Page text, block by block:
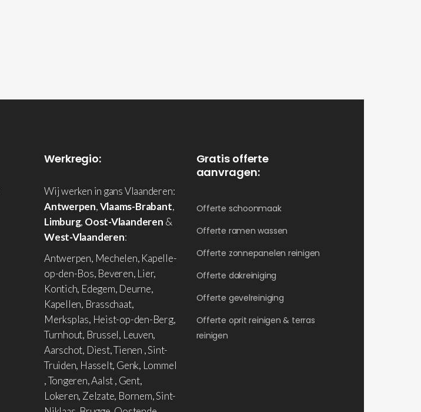
Werkregio:
Wij werken in gans Vlaanderen:
Antwerpen,Vlaams-Brabant,
Limburg, Oost-Vlaanderen &
West-Vlaanderen:
Antwerpen, Mechelen, Kapelle-
op-den-Bos, Beveren, Lier,
Kontich, Edegem, Deurne,
Kapellen, Brasschaat,
Merksplas, Heist-op-den-Berg,
Turnhout, Brussel, Leuven,
Aarschot, Diest, Tienen , Sint-
Truiden, Hasselt, Genk, Lommel
, Tongeren, Aalst , Gent,
Lokeren, Zelzate, Bornem, Sint-
Gratis offerte
aanvragen:
Offerte schoonmaak
Offerte ramen wassen
Offerte zonnepanelen reinigen
Offerte dakreiniging
Offerte gevelreiniging
Offerte oprit reinigen & terras
reinigen